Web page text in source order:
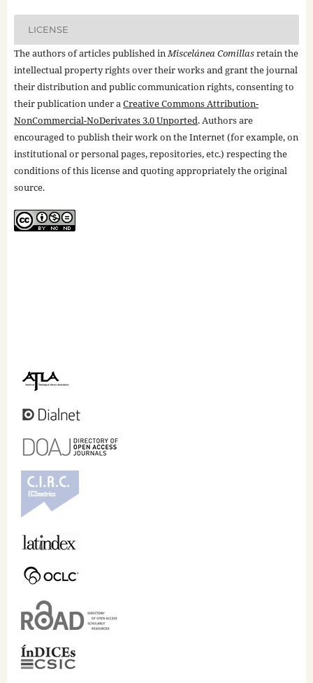
LICENSE
The authors of articles published inMiscelánea Comillasretain the
intellectual property rights over their works and grant the journal
their distribution and public communication rights, consenting to
their publication under aCreative Commons Attribution-
NonCommercial-NoDerivates 3.0 Unported. Authors are
encouraged to publish their work on the Internet (for example, on
institutional or personal pages, repositories, etc.) respecting the
conditions of this license and quoting appropriately the original
source.